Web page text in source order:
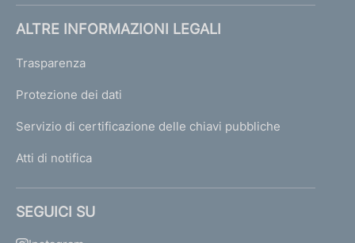
ALTRE INFORMAZIONI LEGALI
Trasparenza
Protezione dei dati
Servizio di certificazione delle chiavi pubbliche
Atti di notifica
SEGUICI SU